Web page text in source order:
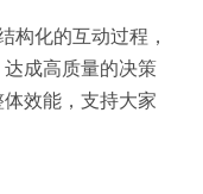
构化的互动过程，
成高质量的决策
效能，支持大家